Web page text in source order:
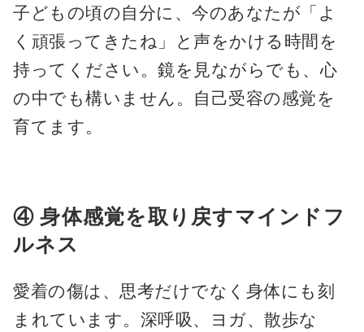
子どもの頃の自分に、今のあなたが「よ
く頑張ってきたね」と声をかける時間を
持ってください。鏡を見ながらでも、心
の中でも構いません。自己受容の感覚を
育てます。
④ 身体感覚を取り戻すマインドフ
ルネス
愛着の傷は、思考だけでなく身体にも刻
まれています。深呼吸、ヨガ、散歩な